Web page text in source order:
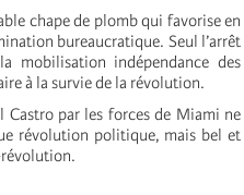
chape de plomb qui favorise en
bureaucratique. Seul l’arrêt
mobilisation indépendance des
à la survie de la révolution.
Castro par les forces de Miami ne
révolution politique, mais bel et